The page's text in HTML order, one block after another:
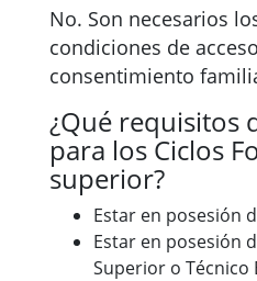
No. Son necesarios
condiciones de
consentimiento
¿Qué requisitos
para los Ciclos
superior?
Estar en posesión
Estar en posesión
Superior o Técnico